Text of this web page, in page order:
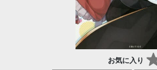
お気に入り